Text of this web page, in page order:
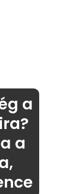
a
a